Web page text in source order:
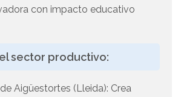
con impacto educativo
sector productivo:
Aigüestortes (Lleida): Crea